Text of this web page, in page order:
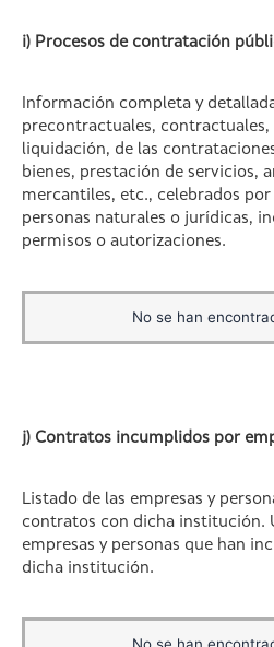
i) Procesos de contratación
Información completa y
precontractuales, contractuales,
liquidación, de las
bienes, prestación de servicios,
mercantiles, etc., celebrados
personas naturales o jurídicas,
permisos o autorizaciones.
No se han
j) Contratos incumplidos por
Listado de las empresas y
contratos con dicha institución.
empresas y personas que han
dicha institución.
No se han